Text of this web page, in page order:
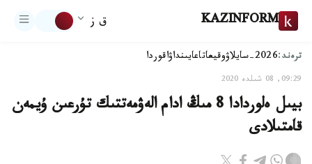
KAZINFORM ق ز
ترەند:2026-سايلاۋ وقيعاتاعايىنداۋاقوردا
09:29, 08 شىلدە 2020
بيىل ەلوردادا 8 مىڭ ادام الەۋمەتتىك تۇرعىن ۇيمەن
قامتىلادى